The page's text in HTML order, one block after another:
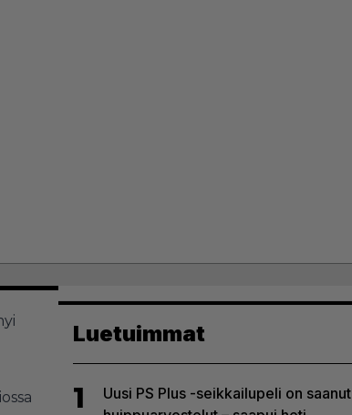
Luetuimmat
1
Uusi PS Plus -seikkailupeli on saanut